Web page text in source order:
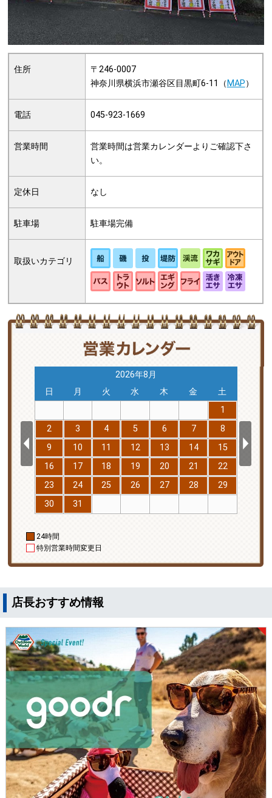
住所
〒246-0007
神奈川県横浜市瀬谷区目黒町6-11（ MAP）
電話 045-923-1669
営業時間
営業時間は営業カレンダーよりご確認下さ
い。
定休日 なし
駐車場 駐車場完備
取扱いカテゴリ
19
26
2026年8月
日
月 火 水 木 金
土
1
2
3 4 5 6 7
8
9
10 11 12 13 14
15
16
17 18 19 20 21
22
23
24 25 26 27 28
29
30
31
13
20
24時間
特別営業時間変更日
店長おすすめ情報